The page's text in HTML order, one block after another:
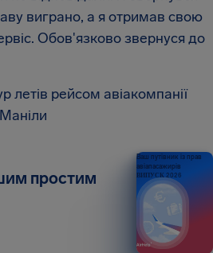
виграно, а я отримав свою
Обов'язково звернуся до
летів рейсом авіакомпанії
простим
Ваш путівник із прав
авіапасажирів
ВИПУСК 2026